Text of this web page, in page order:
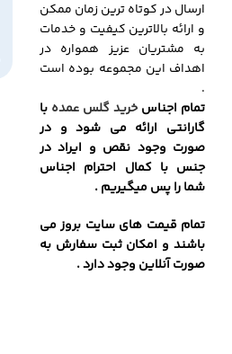
ارسال در کوتاه ترین زمان ممکن
و ارائه بالاترین کیفیت و خدمات
به مشتریان عزیز همواره در
اهداف این مجموعه بوده است
.
تمام اجناسخرید گلس عمده با
گارانتی ارائه می شود و در
صورت وجود نقص و ایراد در
جنس با کمال احترام اجناس
شما را پس میگیریم .
تمام قیمت های سایت بروز می
باشند و امکان ثبت سفارش به
صورت آنلاین وجود دارد .